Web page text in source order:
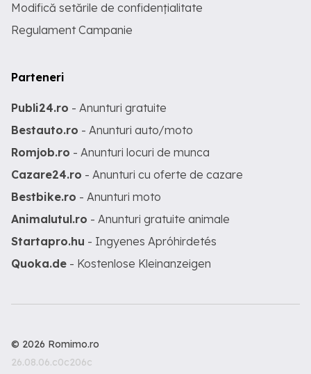
Modifică setările de confidențialitate
Regulament Campanie
Parteneri
Publi24.ro - Anunturi gratuite
Bestauto.ro - Anunturi auto/moto
Romjob.ro - Anunturi locuri de munca
Cazare24.ro - Anunturi cu oferte de cazare
Bestbike.ro - Anunturi moto
Animalutul.ro - Anunturi gratuite animale
Startapro.hu - Ingyenes Apróhirdetés
Quoka.de - Kostenlose Kleinanzeigen
© 2026 Romimo.ro
26.08.06.c0c206c